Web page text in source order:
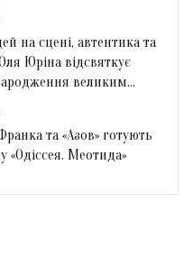
на сцені, автентика та
Юріна відсвяткує
великим
та «Азов» готують
«Одіссея. Меотида»